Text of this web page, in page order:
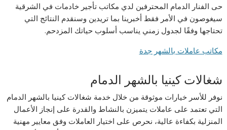
حى الفنار الدمام المحترفين لدي مكاتب تأجير خادمات في الشرقية
سيغوصون في الأمر فقط أخبرينا بما تريدين وسنقدم النتائج التي
تحتاجها وفقًا لجدول زمني يناسب أسلوب حياتك المزدحم.
مكاتب عاملات بالشهر جدة
شغالات كينيا بالشهر الدمام
نوفر للأسر خيارات موثوقة من خلال خدمة شغالات كينيا بالشهر الدمام
التي تعتمد على عاملات يتميزن بالنشاط والقدرة على إنجاز الأعمال
المنزلية بكفاءة عالية، نحرص على اختيار العاملات وفق معايير مهنية